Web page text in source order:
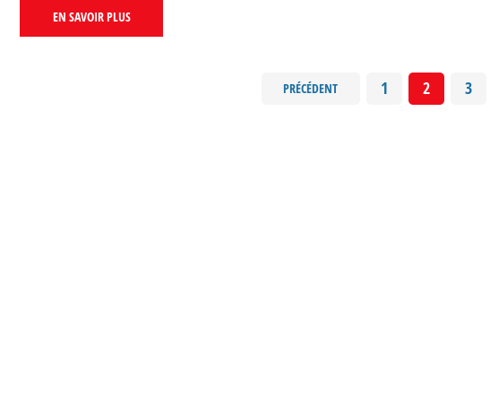
EN SAVOIR PLUS
PRÉCÉDENT 1 2 3